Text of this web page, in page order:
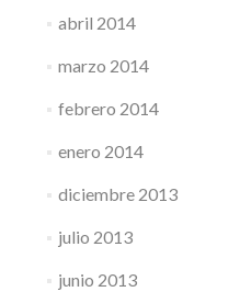
abril 2014
marzo 2014
febrero 2014
enero 2014
diciembre 2013
julio 2013
junio 2013